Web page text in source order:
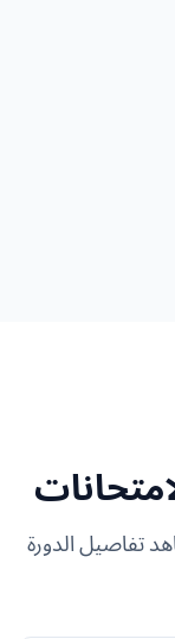
تفاصيل الدورة